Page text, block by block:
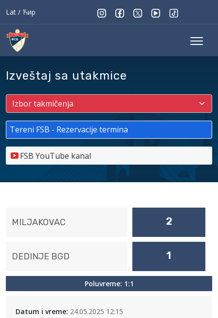
Lat / Ћир
Izveštaj sa utakmice
Tereni FSB - Rezervacije termina
FSB YouTube kanal
MILJAKOVAC 2
DEDINJE BGD 1
Poluvreme: 1:1
Datum i vreme: 24.05.2025 12:15